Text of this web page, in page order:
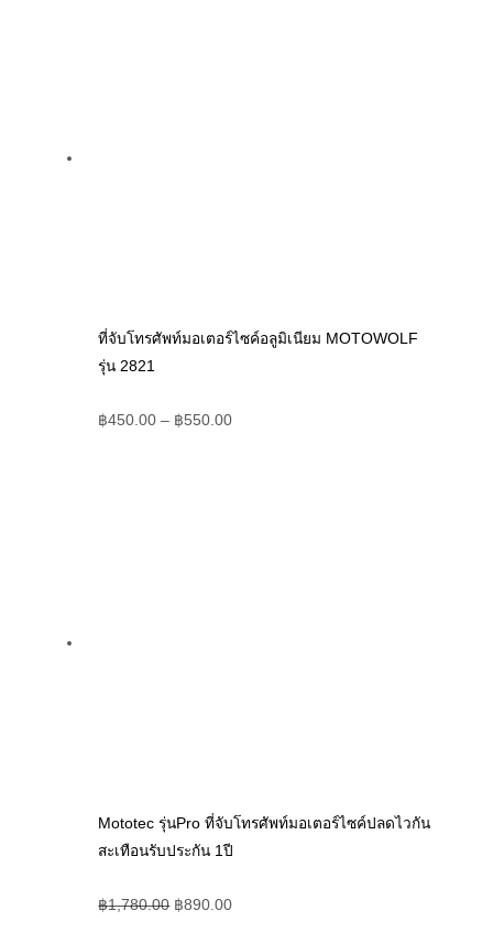
ที่จับโทรศัพท์มอเตอร์ไซค์อลูมิเนียม MOTOWOLF
รุ่น 2821
฿450.00 – ฿550.00
Mototec รุ่นPro ที่จับโทรศัพท์มอเตอร์ไซค์ปลดไวกัน
สะเทือนรับประกัน 1ปี
฿1,780.00 ฿890.00